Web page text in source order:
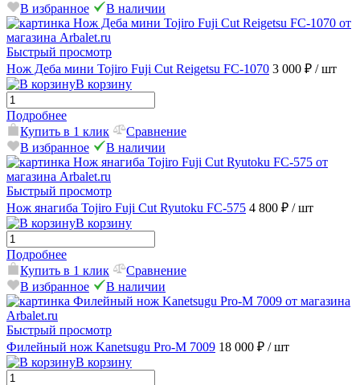
В избранное
В наличии
Быстрый просмотр
Нож Деба мини Tojiro Fuji Cut Reigetsu FC-1070 3 000 ₽ / шт
В корзину
Подробнее
Купить в 1 клик
Сравнение
В избранное
В наличии
Быстрый просмотр
Нож янагиба Tojiro Fuji Cut Ryutoku FC-575 4 800 ₽ / шт
В корзину
Подробнее
Купить в 1 клик
Сравнение
В избранное
В наличии
Быстрый просмотр
Филейный нож Kanetsugu Pro-M 7009 18 000 ₽ / шт
В корзину